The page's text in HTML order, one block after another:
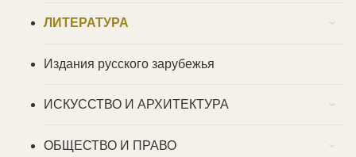
ЛИТЕРАТУРА
Издания русского зарубежья
ИСКУССТВО И АРХИТЕКТУРА
ОБЩЕСТВО И ПРАВО